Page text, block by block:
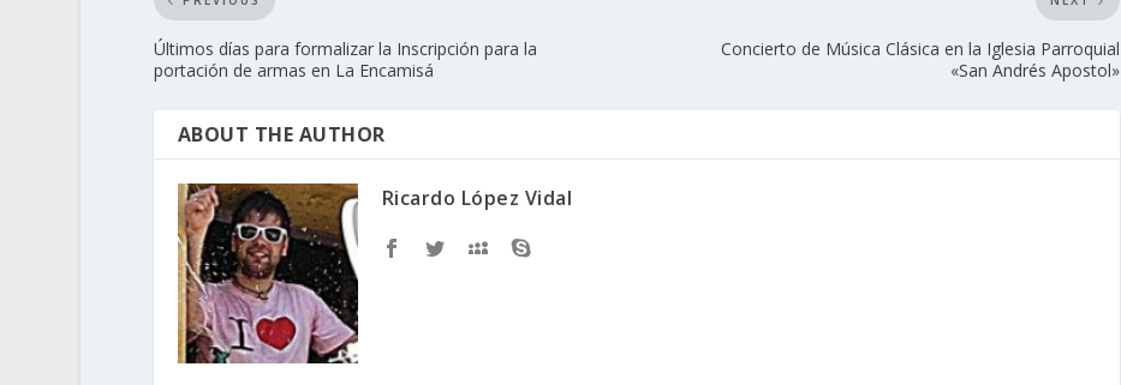
Últimos días para formalizar la Inscripción para la
portación de armas en La Encamisá
Concierto de Música Clásica en la Iglesia Parroquial
«San Andrés Apostol»
ABOUT THE AUTHOR
Ricardo López Vidal